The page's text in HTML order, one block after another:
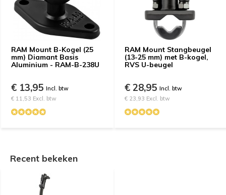
RAM Mount B-Kogel (25
mm) Diamant Basis
Aluminium - RAM-B-238U
€ 13,95 Incl. btw
€ 11,53 Excl. btw
RAM Mount Stangbeugel
(13-25 mm) met B-kogel,
RVS U-beugel
€ 28,95 Incl. btw
€ 23,93 Excl. btw
Recent bekeken